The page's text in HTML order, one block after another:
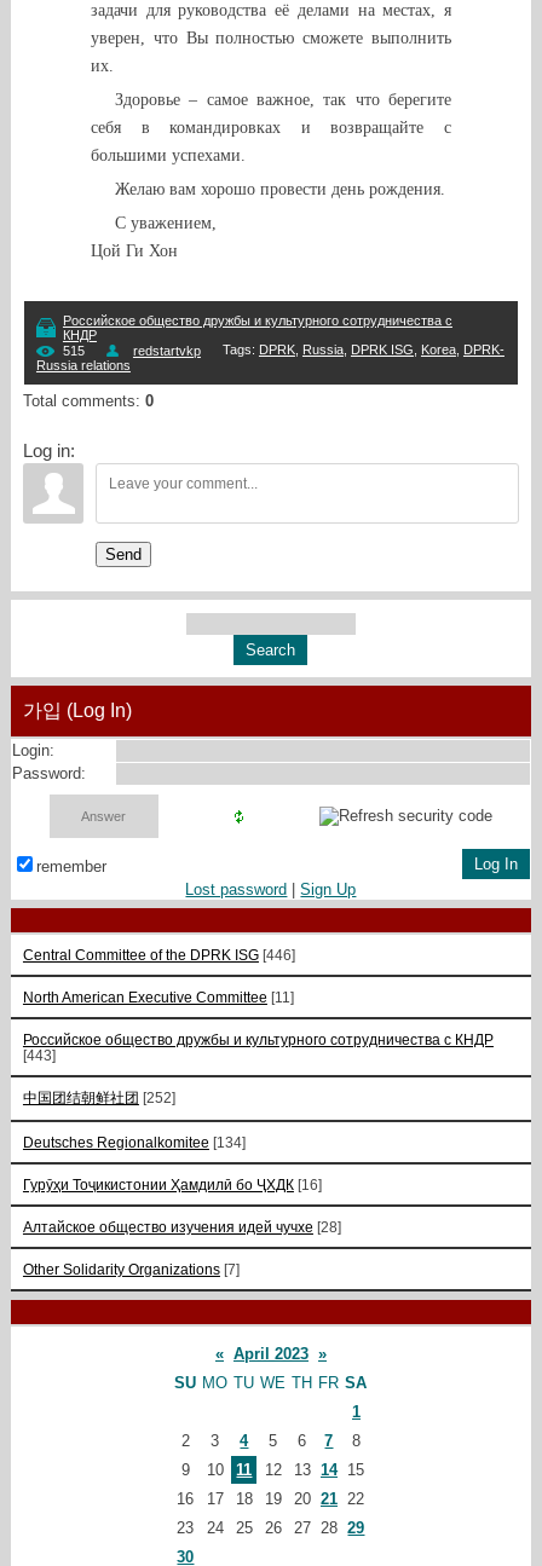
задачи для руководства её делами на местах, я
уверен, что Вы полностью сможете выполнить
их.
Здоровье – самое важное, так что берегите
себя в командировках и возвращайте с
большими успехами.
Желаю вам хорошо провести день рождения.
С уважением,
Цой Ги Хон
Российское общество дружбы и культурного сотрудничества с
КНДР
515
redstartvkp Tags: DPRK, Russia, DPRK ISG Korea, DPRK-
Russia relations
Total comments: 0
Log in:
Send
가입 (Log In)
Login:
Password:
remember
Lost password |Sign Up
Central Committee of the DPRK ISG [446]
North American Executive Committee [11]
Российское общество дружбы и культурного сотрудничества с КНДР
[443]
中国团结朝鲜社团 [252]
Deutsches Regionalkomitee [134]
Гурӯҳи Тоҷикистонии Ҳамдилӣ бо ҶХДК [16]
Алтайское общество изучения идей чучхе [28]
Other Solidarity Organizations [7]
« April 2023 »
SU MO TU WE TH FR SA
1
2
3 4 5 6 7
8
9
10 11 12 13 14
15
16
17 18 19 20 21 22
23
24 25 26 27 28 29
30